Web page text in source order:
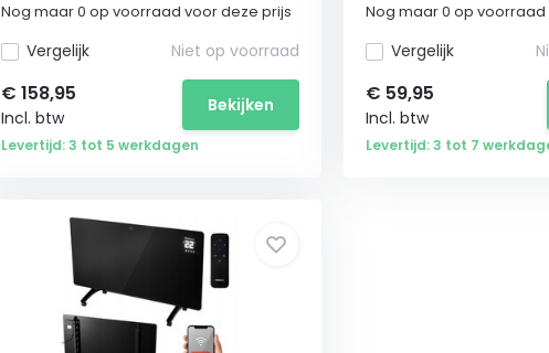
Nog maar 0 op voorraad voor deze prijs
Vergelijk Niet op voorraad
€ 158,95
Incl. btw
Bekijken
Levertijd: 3 tot 5 werkdagen
Nog maar 0 op
Vergelijk
€ 59,95
Incl. btw
Levertijd: 3 tot 7